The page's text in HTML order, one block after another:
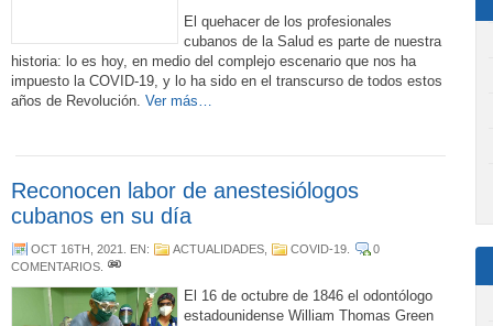
El quehacer de los profesionales
cubanos de la Salud es parte de nuestra
historia: lo es hoy, en medio del complejo escenario que nos ha
impuesto la COVID-19, y lo ha sido en el transcurso de todos estos
años de Revolución. Ver más…
Reconocen labor de anestesiólogos
cubanos en su día
OCT 16TH, 2021 . EN: ACTUALIDADES COVID-19
0
COMENTARIOS
El 16 de octubre de 1846 el odontólogo
estadounidense William Thomas Green